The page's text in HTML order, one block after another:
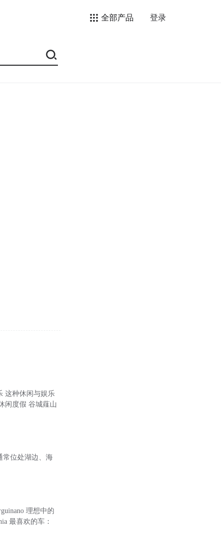
全部产品 登录
这种休闲与娱乐
闲度假 谷城薤山
常位处湖边、海
理想中的
最喜欢的车：